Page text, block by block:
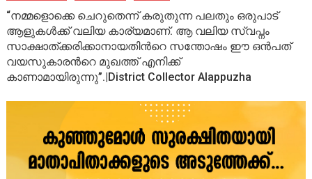
“നമ്മളൊക്കെ ചെറുതെന്ന് കരുതുന്ന പലതും ഒരുപാട്
ആളുകൾക്ക് വലിയ കാര്യമാണ്. ആ വലിയ സ്വപ്നം
സാക്ഷാത്ക്കരിക്കാനായതിൻറെ സന്തോഷം ഈ ഒൻപത്
വയസുകാരൻറെ മുഖത്ത് എനിക്ക്
കാണാമായിരുന്നു”.|District Collector Alappuzha